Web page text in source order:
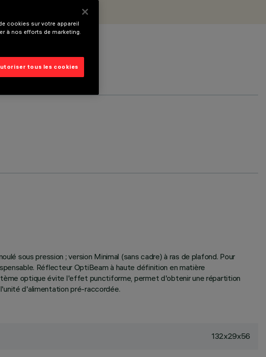
sous pression ; version Minimal (sans cadre) à ras de plafond. Pour
Réflecteur OptiBeam à haute définition en matière
optique évite l'effet punctiforme, permet d'obtenir une répartition
d'alimentation pré-raccordée.
132x29x56
cookies sur votre appareil
à nos efforts de marketing.
tous les cookies